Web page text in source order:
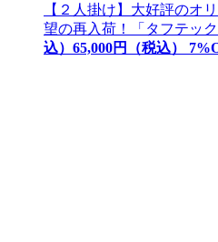
【２人掛け】大好評のオ
望の再入荷！「タフテッ
込） 65,000円（税込） 7